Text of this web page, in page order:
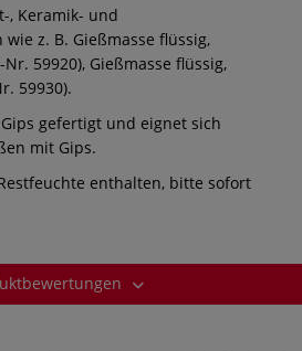
, Keramik- und
z. B. Gießmasse flüssig,
59920), Gießmasse flüssig,
59930).
gefertigt und eignet sich
mit Gips.
enthalten, bitte sofort